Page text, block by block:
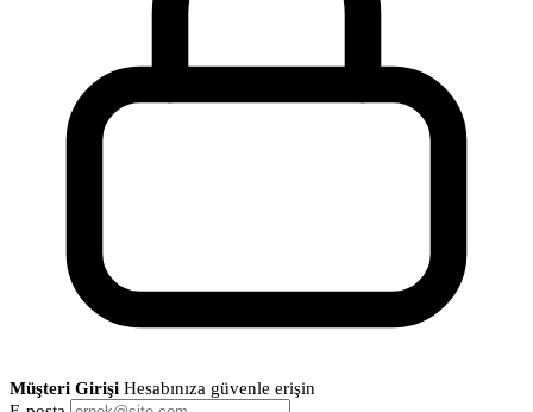
Müşteri Girişi Hesabınıza güvenle erişin